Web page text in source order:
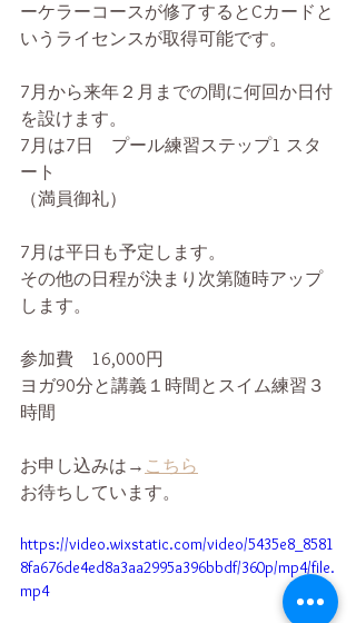
ーケラーコースが修了するとCカードと
いうライセンスが取得可能です。
7月から来年２月までの間に何回か日付
を設けます。
7月は7日　プール練習ステップ1 スタ
ート
（満員御礼）
7月は平日も予定します。
その他の日程が決まり次第随時アップ
します。
参加費　16,000円
ヨガ90分と講義１時間とスイム練習３
時間
お申し込みは→ こちら
お待ちしています。
https://video.wixstatic.com/video/5435e8_8581
8fa676de4ed8a3aa2995a396bbdf/360p/mp4/file.
mp4